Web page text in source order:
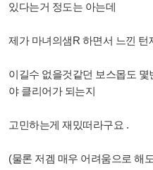
있다는거 정도는 아는데
제가 마녀의샘R 하면서 느낀 턴
이길수 없을것같던 보스몹도
야 클리어가 되는지
고민하는게 재밌떠라구요 .
(물론 저겜 매우 어려움으로 해